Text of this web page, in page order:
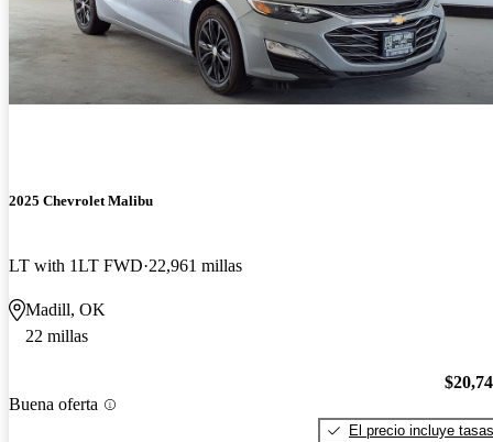
2025 Chevrolet Malibu
LT with 1LT FWD 22,961 millas
Madill, OK
22 millas
Buena oferta
El precio incluye tasas